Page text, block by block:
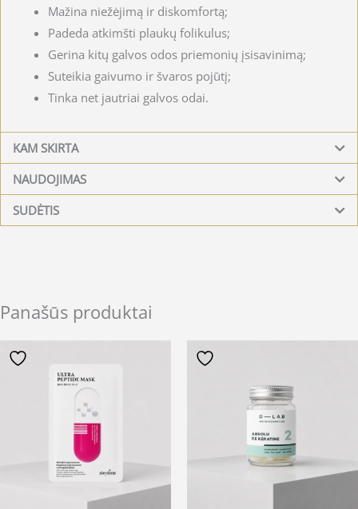
Mažina niežėjimą ir diskomfortą;
Padeda atkimšti plaukų folikulus;
Gerina kitų galvos odos priemonių įsisavinimą;
Suteikia gaivumo ir švaros pojūtį;
Tinka net jautriai galvos odai.
KAM SKIRTA
NAUDOJIMAS
SUDĖTIS
Panašūs produktai